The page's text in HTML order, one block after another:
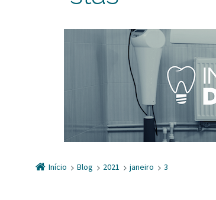
Início Blog 2021 janeiro 3